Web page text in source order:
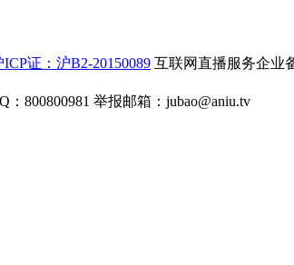
ICP证：沪B2-20150089 互联网直播服务企业
：800800981 举报邮箱： jubao@aniu.tv